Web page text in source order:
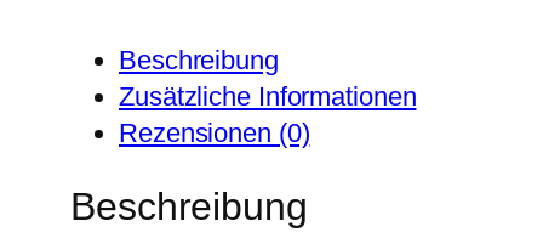
Beschreibung
Zusätzliche Informationen
Rezensionen (0)
Beschreibung